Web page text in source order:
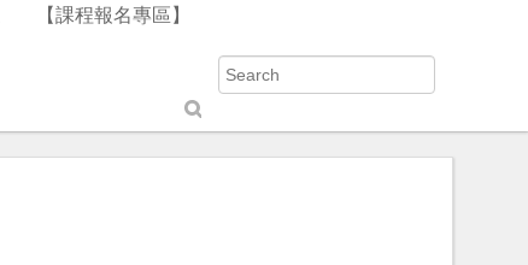
【課程報名專區】
S
u
b